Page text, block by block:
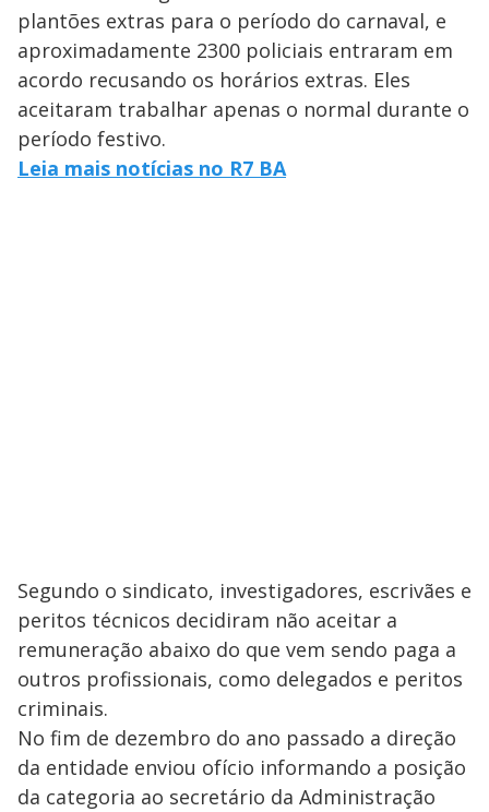
plantões extras para o período do carnaval, e
aproximadamente 2300 policiais entraram em
acordo recusando os horários extras. Eles
aceitaram trabalhar apenas o normal durante o
período festivo.
Leia mais notícias no R7 BA
Segundo o sindicato, investigadores, escrivães e
peritos técnicos decidiram não aceitar a
remuneração abaixo do que vem sendo paga a
outros profissionais, como delegados e peritos
criminais.
No fim de dezembro do ano passado a direção
da entidade enviou ofício informando a posição
da categoria ao secretário da Administração